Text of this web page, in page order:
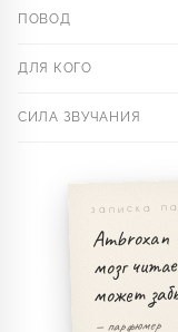
ПОВОД
ДЛЯ КОГО
СИЛА ЗВУЧАНИЯ
записка
мозг
может
— парфюмер